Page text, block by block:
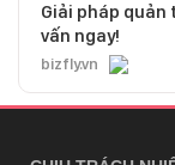
Giải pháp quản
vấn ngay!
bizfly.vn